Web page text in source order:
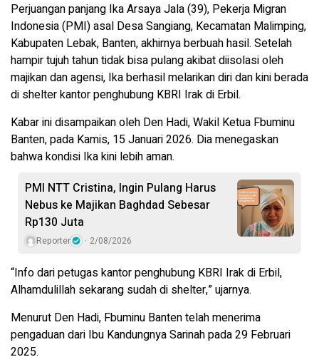
Perjuangan panjang Ika Arsaya Jala (39), Pekerja Migran
Indonesia (PMI) asal Desa Sangiang, Kecamatan Malimping,
Kabupaten Lebak, Banten, akhirnya berbuah hasil. Setelah
hampir tujuh tahun tidak bisa pulang akibat diisolasi oleh
majikan dan agensi, Ika berhasil melarikan diri dan kini berada
di shelter kantor penghubung KBRI Irak di Erbil.
Kabar ini disampaikan oleh Den Hadi, Wakil Ketua Fbuminu
Banten, pada Kamis, 15 Januari 2026. Dia menegaskan
bahwa kondisi Ika kini lebih aman.
PMI NTT Cristina, Ingin Pulang Harus
Nebus ke Majikan Baghdad Sebesar
Rp130 Juta
Reporter 2/08/2026
“Info dari petugas kantor penghubung KBRI Irak di Erbil,
Alhamdulillah sekarang sudah di shelter,” ujarnya.
Menurut Den Hadi, Fbuminu Banten telah menerima
pengaduan dari Ibu Kandungnya Sarinah pada 29 Februari
2025.